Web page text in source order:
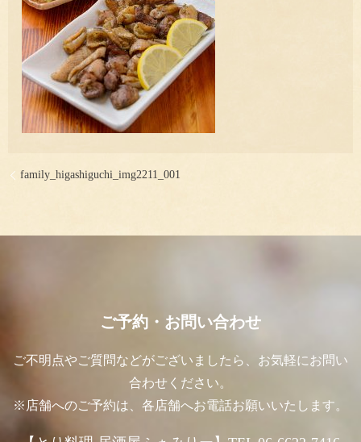
family_higashiguchi_img2211_001
ご予約・お問い合わせ
ご不明点やご質問などがございましたら、お気軽にお問い
合わせください。
※店舗へのご予約は、各店舗へお電話お願いいたします。